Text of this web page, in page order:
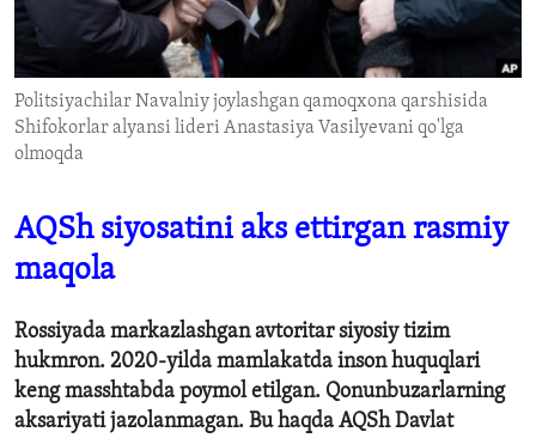
ENVIRONMENT AND HEALTH
IDEALS AND INSTITUTIONS
Politsiyachilar Navalniy joylashgan qamoqxona qarshisida
Shifokorlar alyansi lideri Anastasiya Vasilyevani qo'lga
olmoqda
AQSh siyosatini aks ettirgan rasmiy
maqola
Rossiyada markazlashgan avtoritar siyosiy tizim
hukmron. 2020-yilda mamlakatda inson huquqlari
keng masshtabda poymol etilgan. Qonunbuzarlarning
aksariyati jazolanmagan. Bu haqda AQSh Davlat